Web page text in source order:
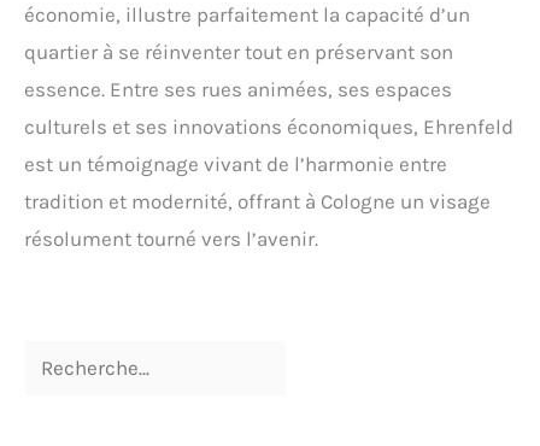
économie, illustre parfaitement la capacité d’un
quartier à se réinventer tout en préservant son
essence. Entre ses rues animées, ses espaces
culturels et ses innovations économiques, Ehrenfeld
est un témoignage vivant de l’harmonie entre
tradition et modernité, offrant à Cologne un visage
résolument tourné vers l’avenir.